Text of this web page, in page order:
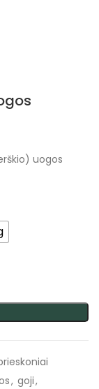
uogos
, goji,